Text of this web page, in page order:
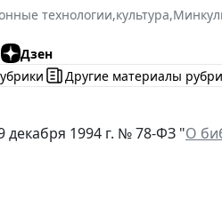
технологии,культура,
Дзен
Другие материалы
декабря 1994 г. № 78-ФЗ "О